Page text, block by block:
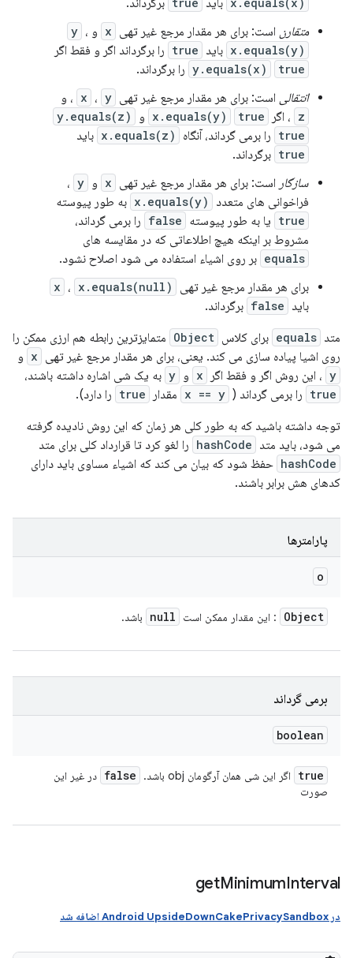
باید
برگرداند.
متقارن است: برای هر مقدار مرجع غیر تهی x و y ،
x.equals(y) باید true را برگرداند اگر و فقط اگر
y.equals(x) true
را برگرداند.
انتقالی است: برای هر مقدار مرجع غیر تهی x ، y ، و
z ، اگر x.equals(y) true و
y.equals(z)
true را برمی گرداند، آنگاه x.equals(z) باید
true برگرداند.
سازگار است: برای هر مقدار مرجع غیر تهی x و y ،
فراخوانی های متعدد
x.equals(y) به طور پیوسته
true یا به طور پیوسته false را برمی گرداند،
مشروط بر اینکه هیچ اطلاعاتی که در مقایسه های
equals بر روی اشیاء استفاده می شود اصلاح نشود.
برای هر مقدار مرجع غیر تهی
x ، x.equals(null)
باید false برگرداند.
متد equals برای کلاس Object متمایزترین رابطه هم ارزی ممکن را
روی اشیا پیاده سازی می کند. یعنی، برای هر مقدار مرجع غیر تهی x و
y ، این روش اگر و فقط اگر x و y به یک شی اشاره داشته باشند،
true را برمی گرداند ( x == y مقدار true را دارد).
توجه داشته باشید که به طور کلی هر زمان که این روش نادیده گرفته
می شود، باید متد hashCode را لغو کرد تا قرارداد کلی برای متد
hashCode حفظ شود که بیان می کند که اشیاء مساوی باید دارای
کدهای هش برابر باشند.
پارامترها
o
Object : این مقدار ممکن است null باشد.
برمی گرداند
boolean
true اگر این شی همان آرگومان obj باشد. false در غیر این
صورت
getMinimumInterval
در Android UpsideDownCakePrivacySandbox اضافه شد